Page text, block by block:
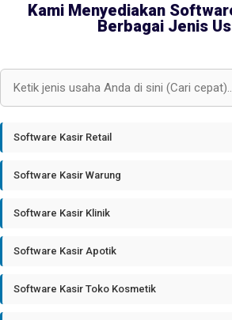
Kami Menyediakan
Berbagai Jenis
Software Kasir Retail
Software Kasir Warung
Software Kasir Klinik
Software Kasir Apotik
Software Kasir Toko Kosmetik